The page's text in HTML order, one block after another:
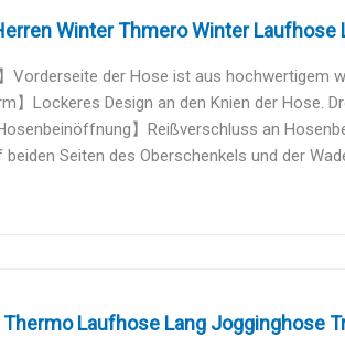
Winter Thmero Winter Laufhose
Vorderseite der Hose ist aus hochwertigem
】Lockeres Design an den Knien der Hose.
】Reißverschluss an
beiden Seiten des Oberschenkels und der
Laufhose Lang Jogginghose